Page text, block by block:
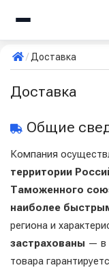
Доставка
Доставка
Общие
Компания
территории
Таможенного
наиболее
региона и
застрахованы — в
товара